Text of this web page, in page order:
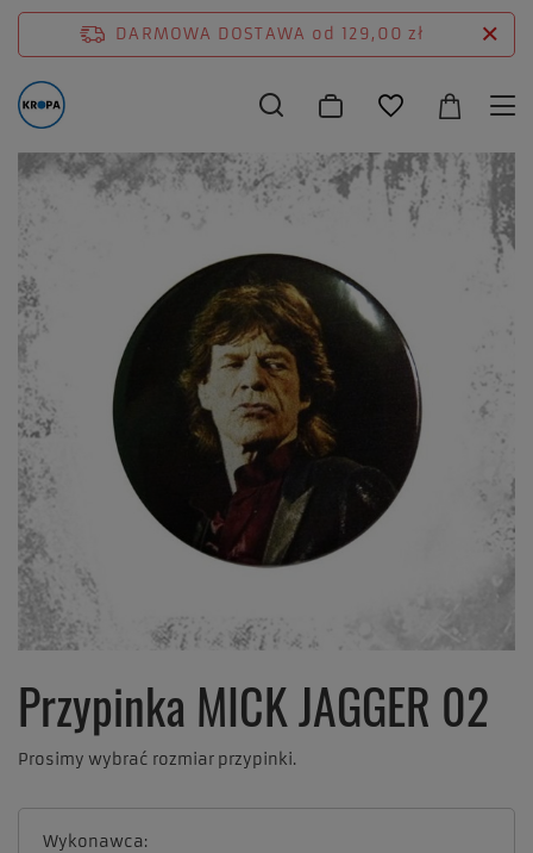
DARMOWA DOSTAWA od 129,00 zł
Przypinka MICK JAGGER 02
Prosimy wybrać rozmiar przypinki.
Wykonawca